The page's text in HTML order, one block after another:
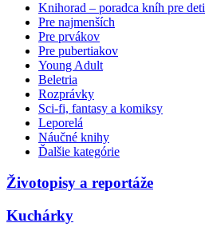
Knihorad – poradca kníh pre deti
Pre najmenších
Pre prvákov
Pre pubertiakov
Young Adult
Beletria
Rozprávky
Sci-fi, fantasy a komiksy
Leporelá
Náučné knihy
Ďalšie kategórie
Životopisy a reportáže
Kuchárky